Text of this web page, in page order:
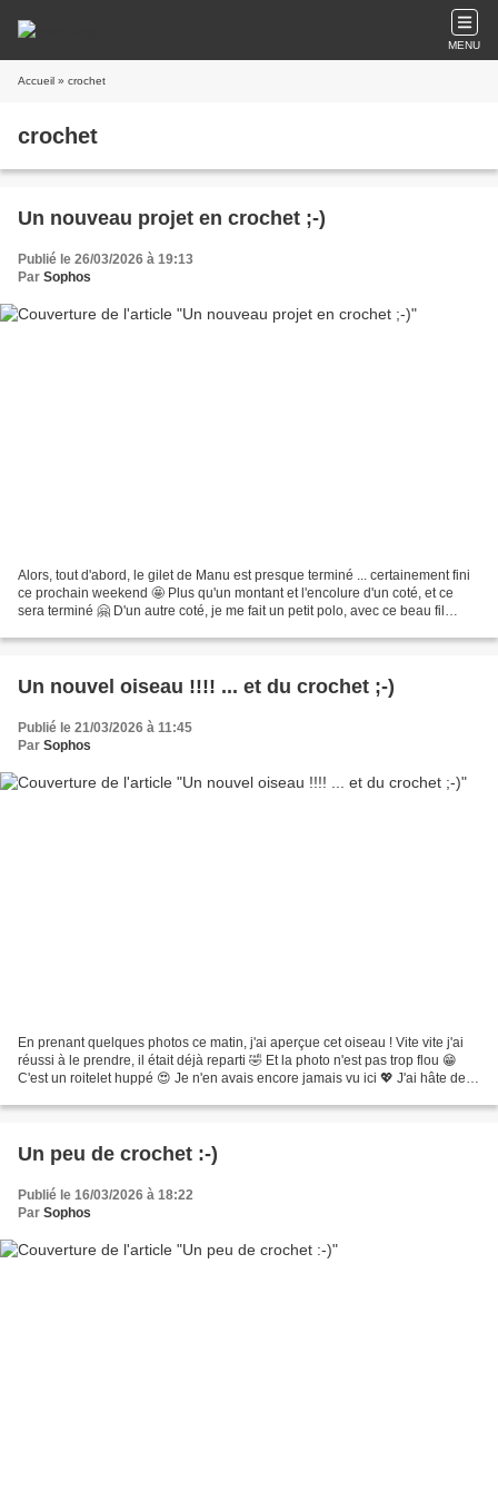
MENU
Accueil » crochet
crochet
Un nouveau projet en crochet ;-)
Publié le 26/03/2026 à 19:13
Par Sophos
Alors, tout d'abord, le gilet de Manu est presque terminé ... certainement fini
ce prochain weekend 🤩 Plus qu'un montant et l'encolure d'un coté, et ce
sera terminé 🤗 D'un autre coté, je me fait un petit polo, avec ce beau fil
Un nouvel oiseau !!!! ... et du crochet ;-)
Publié le 21/03/2026 à 11:45
Par Sophos
En prenant quelques photos ce matin, j'ai aperçue cet oiseau ! Vite vite j'ai
réussi à le prendre, il était déjà reparti 🤣 Et la photo n'est pas trop flou 😁
C'est un roitelet huppé 😍 Je n'en avais encore jamais vu ici 💖 J'ai hâte de le
Un peu de crochet :-)
Publié le 16/03/2026 à 18:22
Par Sophos